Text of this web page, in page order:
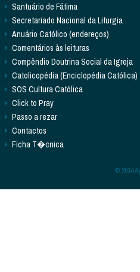
Santuário de Fátima
Secretariado Nacional da Liturgia
Anuário Católico (endereços)
Comentários às leituras
Compêndio Doutrina Social da Igreja
Catolicopédia (Enciclopédia Católica)
SOS Cultura Católica
Click to Pray
Passo a rezar
Contactos
Ficha T�cnica
© 2014